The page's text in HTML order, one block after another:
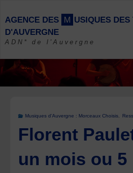
content
AGENCE DES M USIQUES DES
D'AUVERGNE
ADN* de l'Auvergne
Musiques d'Auvergne : Morceaux Choisis
Florent
un mois ou 5